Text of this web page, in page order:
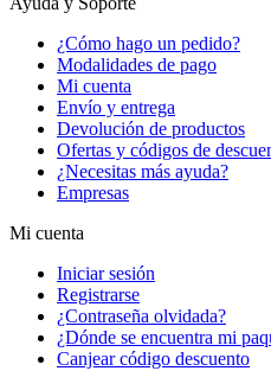
¿Cómo hago un pedido?
Modalidades de pago
Mi cuenta
Envío y entrega
Devolución de productos
Ofertas y códigos de
¿Necesitas más ayuda?
Empresas
Mi cuenta
Iniciar sesión
Registrarse
¿Contraseña olvidada?
¿Dónde se encuentra mi
Canjear código descuento